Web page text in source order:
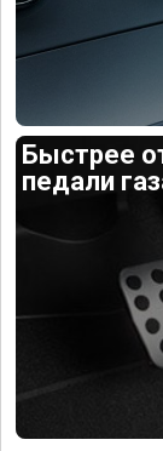
Быстрее
педали